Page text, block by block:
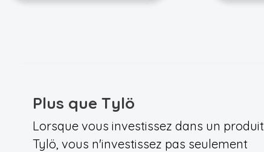
Plus que Tylö
Lorsque vous investissez dans un produit
Tylö, vous n'investissez pas seulement